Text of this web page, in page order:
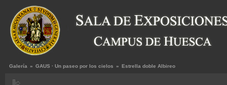
Galería » GAUS · Un paseo por los cielos » Estrella doble Albireo